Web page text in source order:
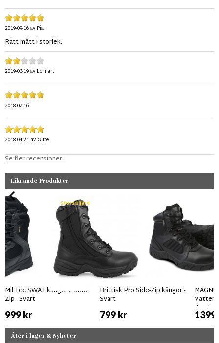
2019-09-16av Pia
Rätt mått i storlek.
2019-03-19av Lennart
2018-07-16
2018-04-21av Gitte
Se fler recensioner...
Liknande Produkter
Storsäljare
Mil Tec SWAT kängor 2-Side
Zip - Svart
999 kr
Brittisk Pro Side-Zip kängor -
Svart
799 kr 1399
Åter i lager & Nyheter